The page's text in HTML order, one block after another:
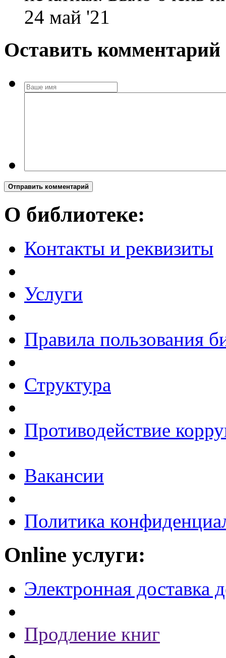
24 май '21
Оставить комментарий
Отправить комментарий
О библиотеке:
Контакты и реквизиты
Услуги
Правила пользования
Структура
Противодействие
Вакансии
Политика
Online услуги:
Электронная доставка
Продление книг